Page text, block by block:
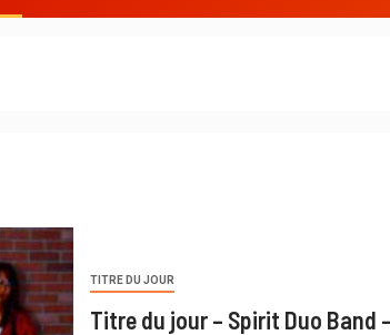
TITRE DU JOUR
Titre du jour – Spirit Duo Band